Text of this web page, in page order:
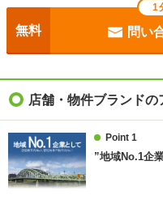
目安光熱費
入居 即
契約期間 普通借家 2年
1
無料 問い
店舗・物件ブランドの
Point 1
”地域No.1企